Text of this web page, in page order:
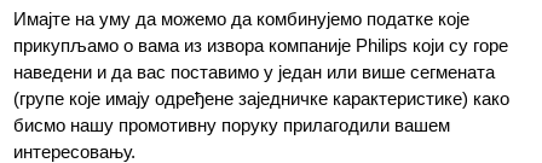
Имајте на уму да можемо да комбинујемо податке које
прикупљамо о вама из извора компаније Philips који су горе
наведени и да вас поставимо у један или више сегмената
(групе које имају одређене заједничке карактеристике) како
бисмо нашу промотивну поруку прилагодили вашем
интересовању.